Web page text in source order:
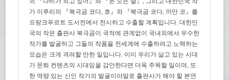
가 이루리의 『북극곰 코다, 호』와 『북극곰 코다, 까만 코』를
프랑크푸르트 도서전에서 전시하고 수출할 계획입니다. 대한민
국의 작은 출판사 북극곰이 국적에 관계없이 국내외에서 우수한
작가를 발굴하고 그들의 작품을 전세계에 수출하려고 노력하는
모습은 크게 격려할 만한 일입니다. 이미 우리가 살고 있는 시대
가 문화 컨텐츠의 시대임을 감안한다면 더욱 주목할 일이며, 또
한 역량 있는 신인 작가의 발굴이야말로 출판사가 해야 할 본연